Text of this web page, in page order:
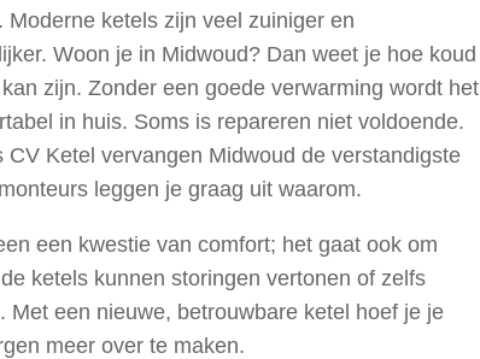
Moderne ketels zijn veel zuiniger en
Woon je in Midwoud? Dan weet je hoe koud
kan zijn. Zonder een goede verwarming wordt het
in huis. Soms is repareren niet voldoende.
CV Ketel vervangen Midwoud de verstandigste
leggen je graag uit waarom.
een kwestie van comfort; het gaat ook om
ketels kunnen storingen vertonen of zelfs
Met een nieuwe, betrouwbare ketel hoef je je
meer over te maken.